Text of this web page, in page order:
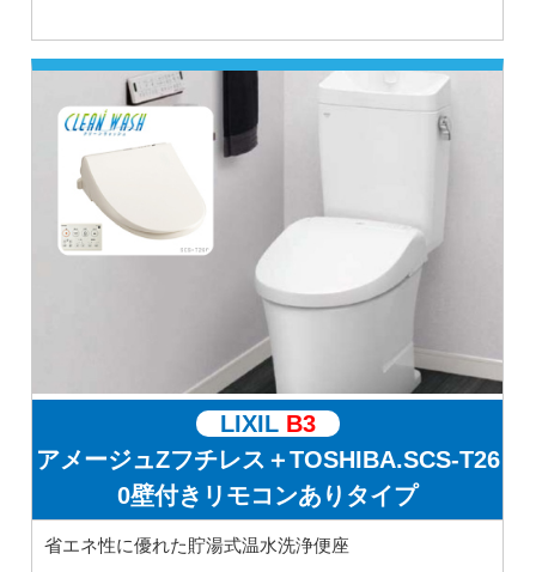
LIXIL B3
アメージュZフチレス＋TOSHIBA.SCS-T26
0壁付きリモコンありタイプ
省エネ性に優れた貯湯式温水洗浄便座